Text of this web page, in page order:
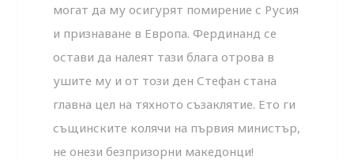
могат да му осигурят помирение с Русия
и признаване в Европа. Фердинанд се
остави да налеят тази блага отрова в
ушите му и от този ден Стефан стана
главна цел на тяхното съзаклятие. Ето ги
същинските колячи на първия министър,
не онези безпризорни македонци!